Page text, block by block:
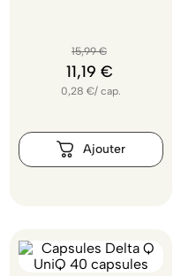
15,99 €
11,19 €
0,28 €/ cap.